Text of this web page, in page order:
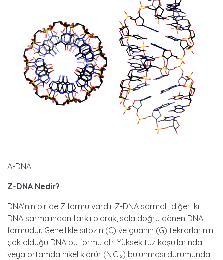
A-DNA
Z-DNA Nedir?
DNA’nın bir de Z formu vardır. Z-DNA sarmalı, diğer iki
DNA sarmalından farklı olarak, sola doğru dönen DNA
formudur. Genellikle sitozin (C) ve guanin (G) tekrarlarının
çok olduğu DNA bu formu alır. Yüksek tuz koşullarında
veya ortamda nikel klorür (NiCl₂) bulunması durumunda